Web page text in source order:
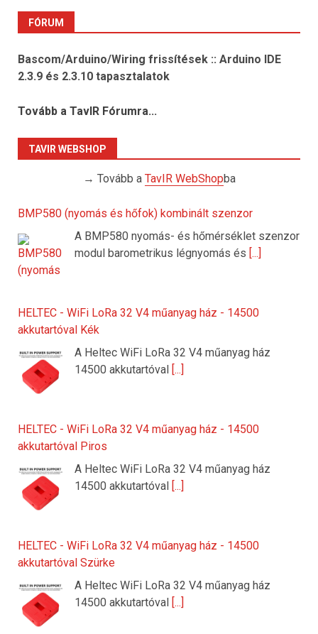
FÓRUM
Bascom/Arduino/Wiring frissítések :: Arduino IDE
2.3.9 és 2.3.10 tapasztalatok
Tovább a TavIR Fórumra...
TAVIR WEBSHOP
→ Tovább a TavIR WebShopba
BMP580 (nyomás és hőfok) kombinált szenzor
A BMP580 nyomás- és hőmérséklet szenzor
modul barometrikus légnyomás és [...]
HELTEC - WiFi LoRa 32 V4 műanyag ház - 14500
akkutartóval Kék
A Heltec WiFi LoRa 32 V4 műanyag ház
14500 akkutartóval
[...]
HELTEC - WiFi LoRa 32 V4 műanyag ház - 14500
akkutartóval Piros
A Heltec WiFi LoRa 32 V4 műanyag ház
14500 akkutartóval
[...]
HELTEC - WiFi LoRa 32 V4 műanyag ház - 14500
akkutartóval Szürke
A Heltec WiFi LoRa 32 V4 műanyag ház
14500 akkutartóval
[...]